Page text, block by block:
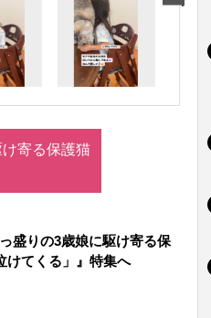
寄る保護猫
盛りの3歳娘に駆け寄る保
けてくる」』特集へ